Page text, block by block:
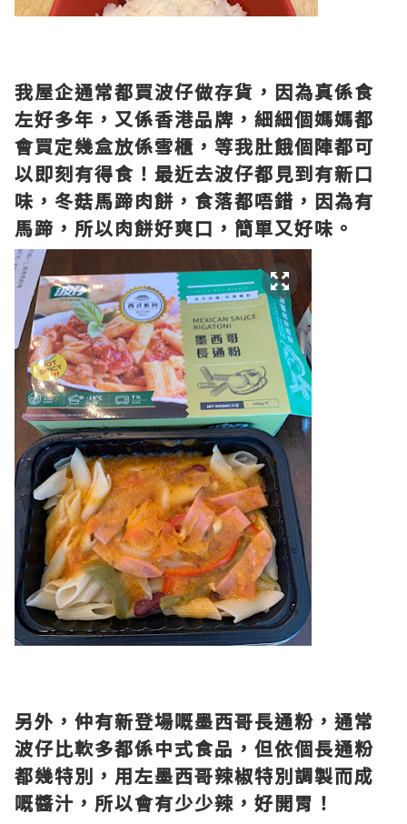
我屋企通常都買波仔做存貨，因為真係食
左好多年，又係香港品牌，細細個媽媽都
會買定幾盒放係雪櫃，等我肚餓個陣都可
以即刻有得食！最近去波仔都見到有新口
味，冬菇馬蹄肉餅，食落都唔錯，因為有
馬蹄，所以肉餅好爽口，簡單又好味。
另外，仲有新登場嘅墨西哥長通粉，通常
波仔比軟多都係中式食品，但依個長通粉
都幾特別，用左墨西哥辣椒特別調製而成
嘅醬汁，所以會有少少辣，好開胃！